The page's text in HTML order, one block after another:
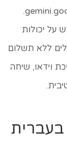
של גוגל, זמין בחינם בכתובת gemini.google.com.
20 דולר בחודש על יכולות
ללא תשלום
וידאו, שיחה
בעברית